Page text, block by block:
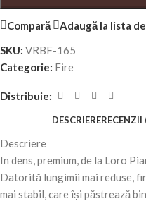
Compară
Adaugă la lista
SKU: VRBF-165
Categorie: Fire
Distribuie:
DESCRIERERECENZII
Descriere
In dens, premium, de la Loro
Datorită lungimii mai reduse,
mai stabil, care își păstrează